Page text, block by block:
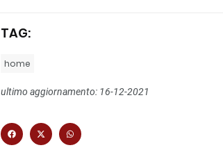
TAG:
home
ultimo aggiornamento: 16-12-2021